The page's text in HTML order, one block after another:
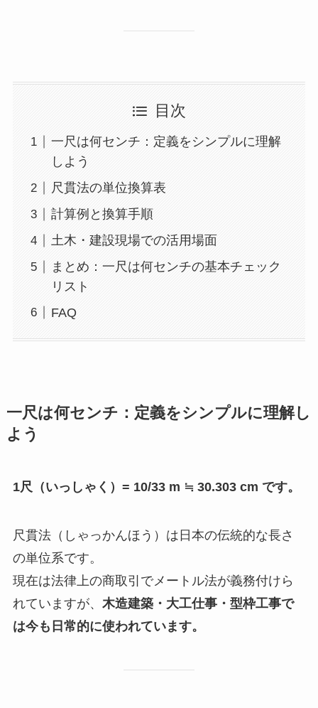
目次
一尺は何センチ：定義をシンプルに理解
しよう
尺貫法の単位換算表
計算例と換算手順
土木・建設現場での活用場面
まとめ：一尺は何センチの基本チェック
リスト
FAQ
一尺は何センチ：定義をシンプルに理解し
よう
1尺（いっしゃく）= 10/33 m ≒ 30.303 cm です。
尺貫法（しゃっかんほう）は日本の伝統的な長さ
の単位系です。
現在は法律上の商取引でメートル法が義務付けら
れていますが、 木造建築・大工仕事・型枠工事で
は今も日常的に使われています。